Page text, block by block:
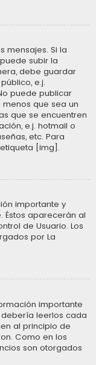
mensajes. Si la
subir la
debe guardar
e.j.
puede publicar
que sea un
que se encuentren
e.j. hotmail o
etc. Para
[img].
importante y
aparecerán al
de Usuario. Los
por La
importante
leerlos cada
al principio de
Como en los
son otorgados